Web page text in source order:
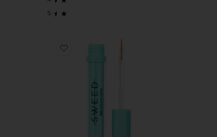
Favorite EYELASH GROWTH SERUM 성장 세럼